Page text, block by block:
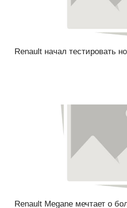
Renault начал тестировать
Renault Megane мечтает о